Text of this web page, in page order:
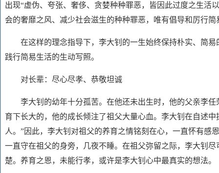
出现“虚伪、夸张、奢侈、贪婪种种罪恶，皆因此过度之生活
会的奢靡之风、减少社会滋生的种种罪恶，唯有倡导和厉行
在这样的理念指导下，李大钊的一生始终保持朴实、简易
践行简易生活的生动写照。
对长辈：尽心尽孝、恭敬坦诚
李大钊的幼年十分孤苦。在他还未出生时，他的父亲李任
育下长大的，他的成长倾注了祖父大量心血。李大钊在自述中
人。”因此，李大钊对祖父的养育之情铭刻在心，一直怀有
一直守在祖父的身旁，几夜不睡。在祖父弥留之际，李大钊
楚。养育之恩，未能行孝，或许是李大钊心中最真实的想法。